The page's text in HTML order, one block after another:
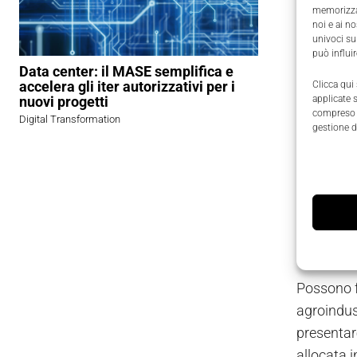
noi e ai
univoci
può
Clicca qui
applicate
gestione
Data center: il MASE semplifica e
accelera gli iter autorizzativi per i
nuovi progetti
Digital Transformation
avanzate.
Allo
I
da
modo si
Possono